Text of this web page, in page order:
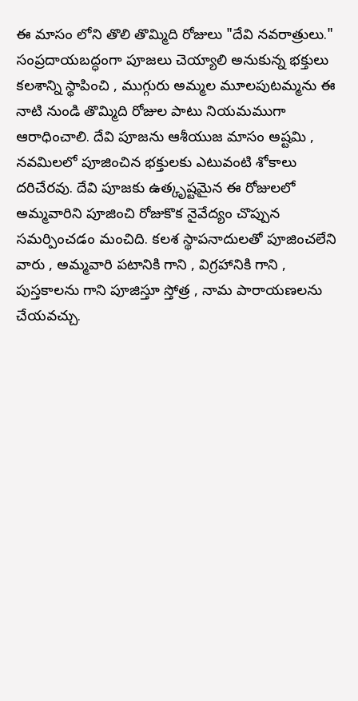
ఈ మాసం లోని తొలి తొమ్మిది రోజులు "దేవి నవరాత్రులు."
సంప్రదాయబద్ధంగా పూజలు చెయ్యాలి అనుకున్న భక్తులు
కలశాన్ని స్థాపించి , ముగ్గురు అమ్మల మూలపుటమ్మను ఈ
నాటి నుండి తొమ్మిది రోజుల పాటు నియమముగా
ఆరాధించాలి. దేవి పూజను ఆశ్వీయుజ మాసం అష్టమి ,
నవమిలలో పూజించిన భక్తులకు ఎటువంటి శోకాలు
దరిచేరవు. దేవి పూజకు ఉత్కృష్టమైన ఈ రోజులలో
అమ్మవారిని పూజించి రోజుకొక నైవేద్యం చొప్పున
సమర్పించడం మంచిది. కలశ స్థాపనాదులతో పూజించలేని
వారు , అమ్మవారి పటానికి గాని , విగ్రహానికి గాని ,
పుస్తకాలను గాని పూజిస్తూ స్తోత్ర , నామ పారాయణలను
చేయవచ్చు.